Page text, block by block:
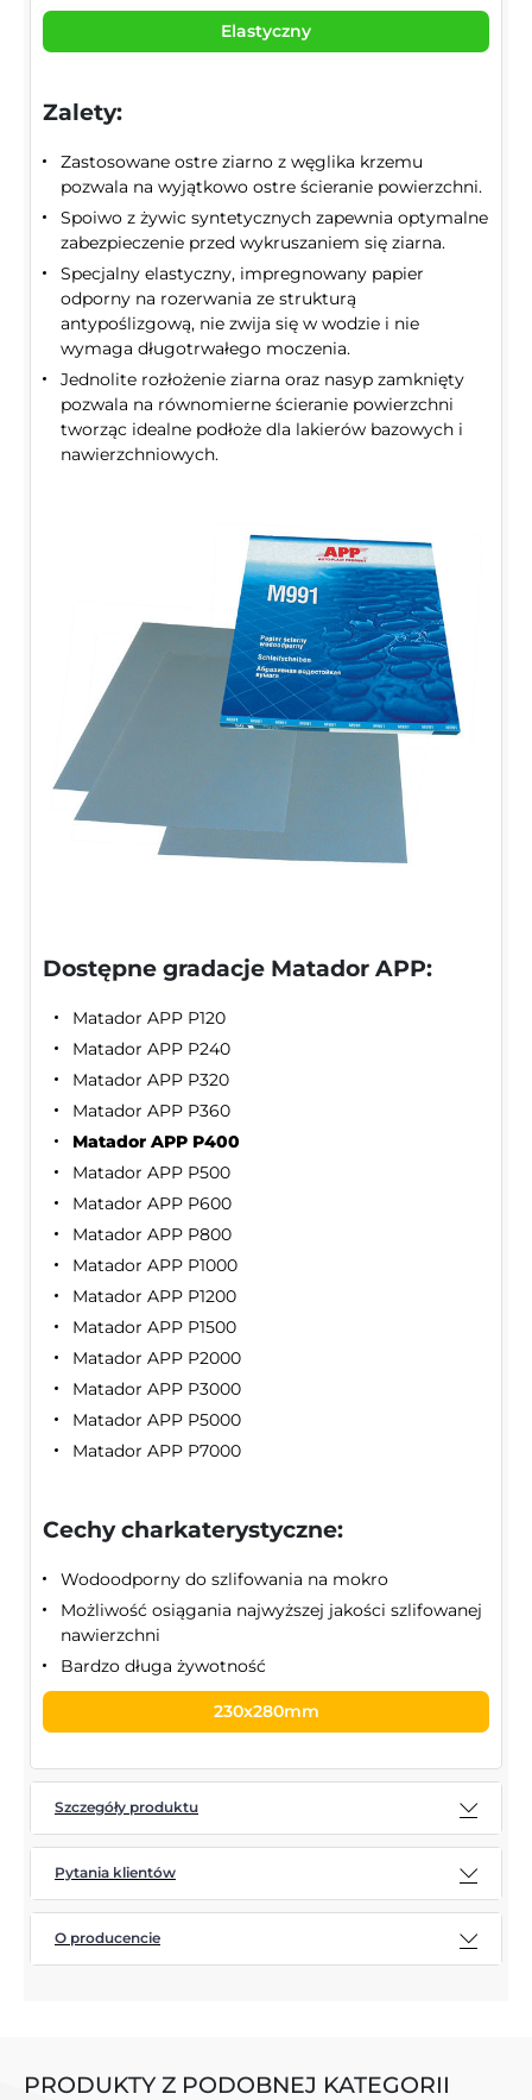
Elastyczny
Zalety:
Zastosowane ostre ziarno z węglika krzemu
pozwala na wyjątkowo ostre ścieranie powierzchni.
Spoiwo z żywic syntetycznych zapewnia optymalne
zabezpieczenie przed wykruszaniem się ziarna.
Specjalny elastyczny, impregnowany papier
odporny na rozerwania ze strukturą
antypoślizgową, nie zwija się w wodzie i nie
wymaga długotrwałego moczenia.
Jednolite rozłożenie ziarna oraz nasyp zamknięty
pozwala na równomierne ścieranie powierzchni
tworząc idealne podłoże dla lakierów bazowych i
nawierzchniowych.
Dostępne gradacje Matador APP:
Matador APP P120
Matador APP P240
Matador APP P320
Matador APP P360
Matador APP P400
Matador APP P500
Matador APP P600
Matador APP P800
Matador APP P1000
Matador APP P1200
Matador APP P1500
Matador APP P2000
Matador APP P3000
Matador APP P5000
Matador APP P7000
Cechy charkaterystyczne:
Wodoodporny do szlifowania na mokro
Możliwość osiągania najwyższej jakości szlifowanej
nawierzchni
Bardzo długa żywotność
230x280mm
Szczegóły produktu
Pytania klientów
O producencie
PRODUKTY Z PODOBNEJ KATEGORII